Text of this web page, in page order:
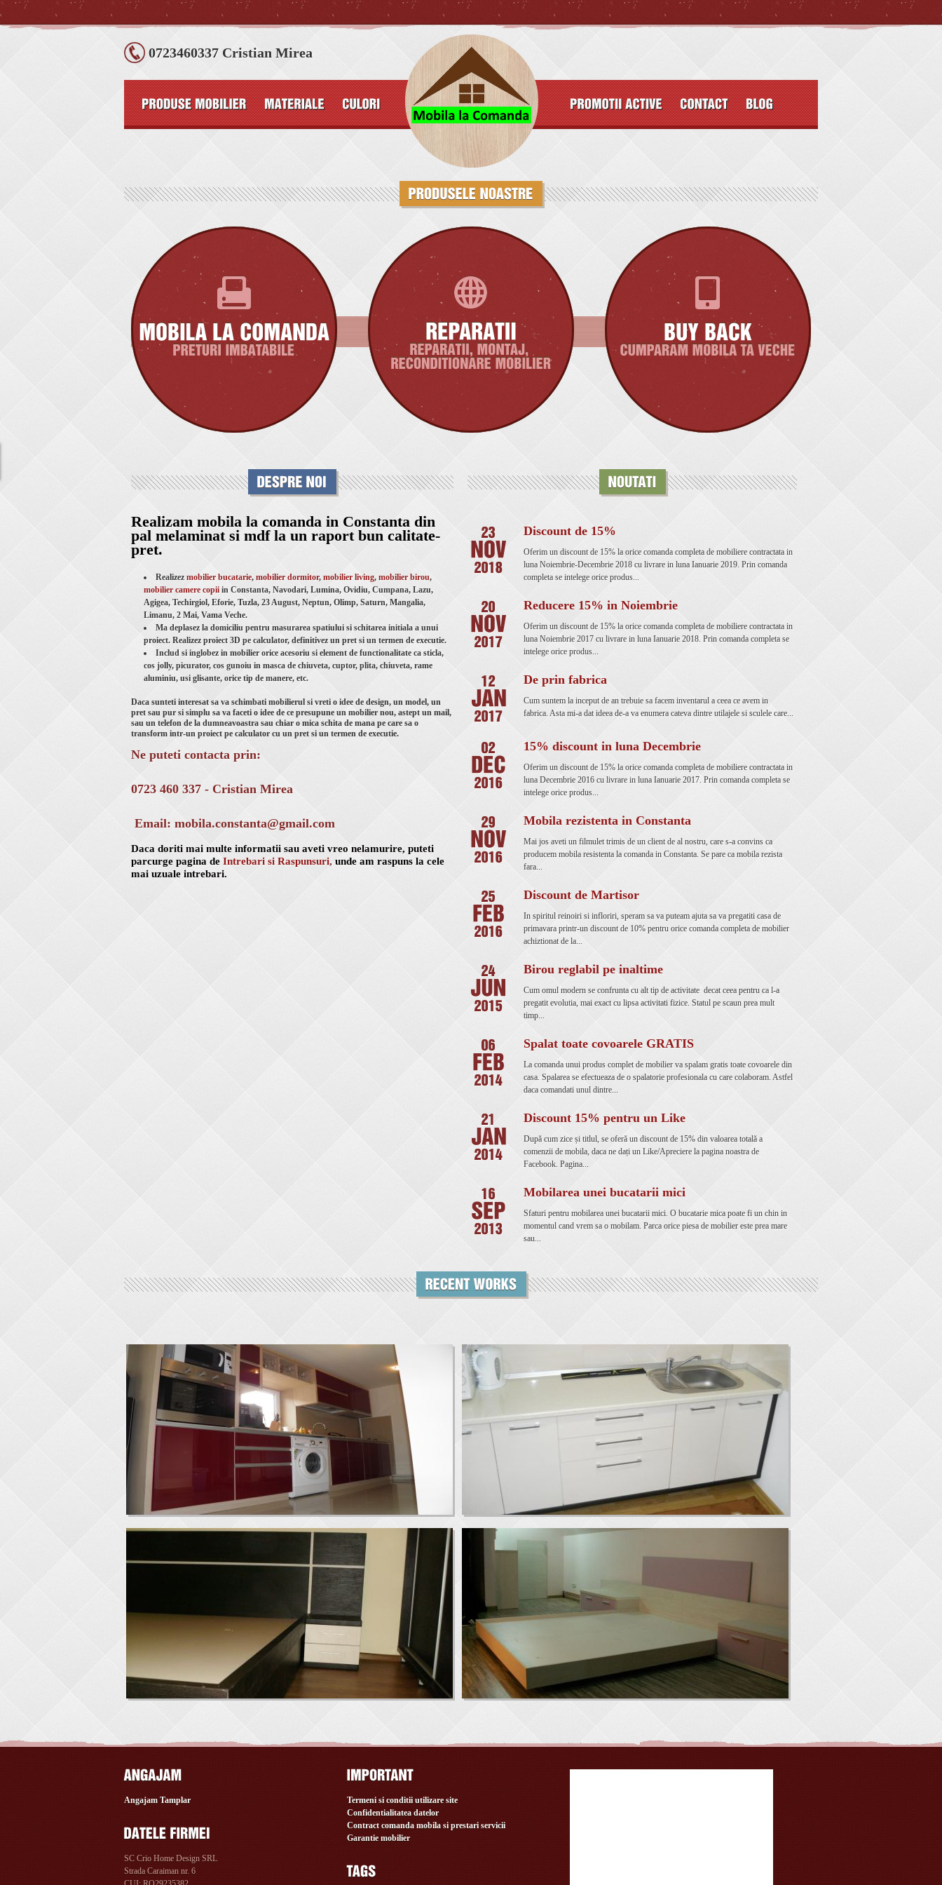
0723460337 Cristian Mirea
Realizam mobila la comanda in Constanta din
pal melaminat si mdf la un raport bun calitate-
pret.
Realizez mobilier bucatarie, mobilier dormitor, mobilier living, mobilier birou,
mobilier camere copii in Constanta, Navodari, Lumina, Ovidiu, Cumpana, Lazu,
Agigea, Techirgiol, Eforie, Tuzla, 23 August, Neptun, Olimp, Saturn, Mangalia,
Limanu, 2 Mai, Vama Veche.
Ma deplasez la domiciliu pentru masurarea spatiului si schitarea initiala a unui
proiect. Realizez proiect 3D pe calculator, definitivez un pret si un termen de executie.
Includ si inglobez in mobilier orice acesoriu si element de functionalitate ca sticla,
cos jolly, picurator, cos gunoiu in masca de chiuveta, cuptor, plita, chiuveta, rame
aluminiu, usi glisante, orice tip de manere, etc.
Daca sunteti interesat sa va schimbati mobilierul si vreti o idee de design, un model, un
pret sau pur si simplu sa va faceti o idee de ce presupune un mobilier nou, astept un mail,
sau un telefon de la dumneavoastra sau chiar o mica schita de mana pe care sa o
transform intr-un proiect pe calculator cu un pret si un termen de executie.
Ne puteti contacta prin:
0723 460 337 - Cristian Mirea
Email: mobila.constanta@gmail.com
Daca doriti mai multe informatii sau aveti vreo nelamurire, puteti
parcurge pagina de Intrebari si Raspunsuri, unde am raspuns la cele
mai uzuale intrebari.
Discount de 15%
Oferim un discount de 15% la orice comanda completa de mobiliere contractata in
luna Noiembrie-Decembrie 2018 cu livrare in luna Ianuarie 2019. Prin comanda
completa se intelege orice produs...
Reducere 15% in Noiembrie
Oferim un discount de 15% la orice comanda completa de mobiliere contractata in
luna Noiembrie 2017 cu livrare in luna Ianuarie 2018. Prin comanda completa se
intelege orice produs...
De prin fabrica
Cum suntem la inceput de an trebuie sa facem inventarul a ceea ce avem in
fabrica. Asta mi-a dat ideea de-a va enumera cateva dintre utilajele si sculele care...
15% discount in luna Decembrie
Oferim un discount de 15% la orice comanda completa de mobiliere contractata in
luna Decembrie 2016 cu livrare in luna Ianuarie 2017. Prin comanda completa se
intelege orice produs...
Mobila rezistenta in Constanta
Mai jos aveti un filmulet trimis de un client de al nostru, care s-a convins ca
producem mobila resistenta la comanda in Constanta. Se pare ca mobila rezista
fara...
Discount de Martisor
In spiritul reinoiri si infloriri, speram sa va puteam ajuta sa va pregatiti casa de
primavara printr-un discount de 10% pentru orice comanda completa de mobilier
achiztionat de la...
Birou reglabil pe inaltime
Cum omul modern se confrunta cu alt tip de activitate decat ceea pentru ca l-a
pregatit evolutia, mai exact cu lipsa activitati fizice. Statul pe scaun prea mult
timp...
Spalat toate covoarele GRATIS
La comanda unui produs complet de mobilier va spalam gratis toate covoarele din
casa. Spalarea se efectueaza de o spalatorie profesionala cu care colaboram. Astfel
daca comandati unul dintre...
Discount 15% pentru un Like
După cum zice și titlul, se oferă un discount de 15% din valoarea totală a
comenzii de mobila, daca ne dați un Like/Apreciere la pagina noastra de
Facebook. Pagina...
Mobilarea unei bucatarii mici
Sfaturi pentru mobilarea unei bucatarii mici. O bucatarie mica poate fi un chin in
momentul cand vrem sa o mobilam. Parca orice piesa de mobilier este prea mare
sau...
Bucatarie
Angajam Tamplar
SC Crio Home Design SRL
Strada Caraiman nr. 6
Termeni si conditii utilizare site
Confidentialitatea datelor
Contract comanda mobila si prestari servicii
Garantie mobilier